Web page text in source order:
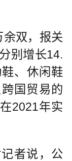
余双，报关
别增长14.
、休闲鞋
国贸易的
2021年实
者说，公